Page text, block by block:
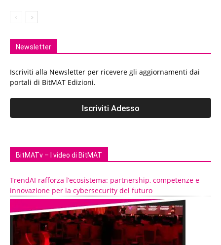
Newsletter
Iscriviti alla Newsletter per ricevere gli aggiornamenti dai
portali di BitMAT Edizioni.
BitMATv – I video di BitMAT
TrendAI rafforza l’ecosistema: partnership, competenze e
innovazione per la cybersecurity del futuro